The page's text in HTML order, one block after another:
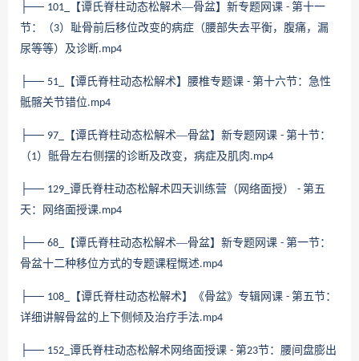
├── 101_ 【谭氏脊柱动态松解术—骨盆】新专题网课 - 第十一
节：（3）耻骨前后移位改变的病症（腰部失去平衡，腹痛，漏
尿等等）及诊断.mp4
├── 51_ 【谭氏脊柱动态松解术】腰椎专题课 - 第十六节：急性
骶髂关节错位.mp4
├── 97_ 【谭氏脊柱动态松解术—骨盆】新专题网课 - 第十节：
（1）骶骨左右侧摆的诊断及改变，病症及肌肉 .mp4
├── 129_ 谭氏脊柱动态松解术四天训练营（网络面授） - 第五
天：网络面授课.mp4
├── 68_ 【谭氏脊柱动态松解术—骨盆】新专题网课 - 第一节：
骨盆十二种移位方式的专题课程慨述.mp4
├── 108_ 【谭氏脊柱动态松解术】《骨盆》专辑网课 - 第五节：
详细讲解骨盆的上下侧倾及治疗手法.mp4
├── 152_ 谭氏脊柱动态松解术网络面授课 - 第23节：腰间盘膨出